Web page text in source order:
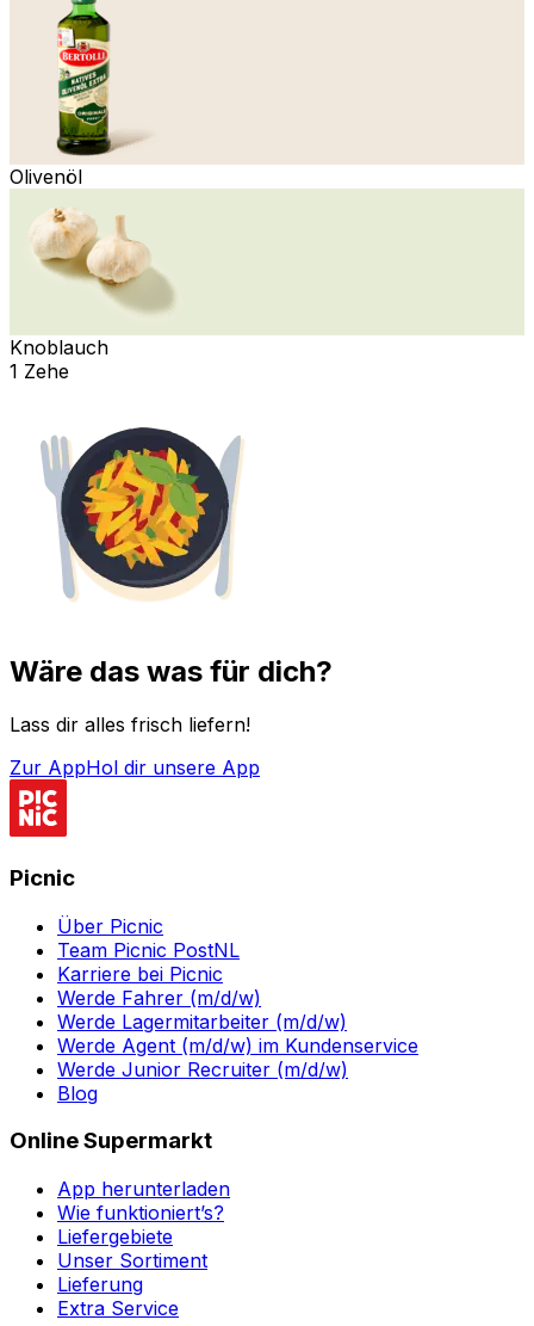
Olivenöl
Knoblauch
1 Zehe
Wäre das was für dich?
Lass dir alles frisch liefern!
Zur AppHol dir unsere App
Picnic
Über Picnic
Team Picnic PostNL
Karriere bei Picnic
Werde Fahrer (m/d/w)
Werde Lagermitarbeiter (m/d/w)
Werde Agent (m/d/w) im Kundenservice
Werde Junior Recruiter (m/d/w)
Blog
Online Supermarkt
App herunterladen
Wie funktioniert’s?
Liefergebiete
Unser Sortiment
Lieferung
Extra Service